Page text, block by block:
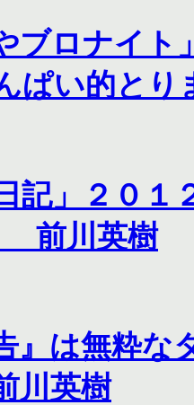
ブロナイト
ぱい的とり
記」２０
前川英樹
』は無粋
英樹